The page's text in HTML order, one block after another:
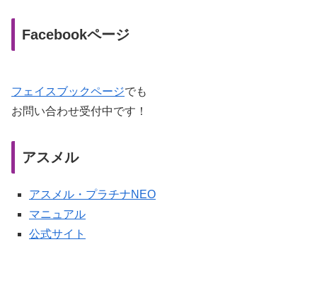
Facebookページ
フェイスブックページでも
お問い合わせ受付中です！
アスメル
アスメル・プラチナNEO
マニュアル
公式サイト